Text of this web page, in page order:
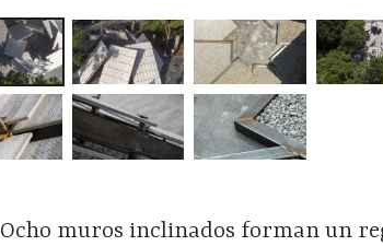
Ocho muros inclinados forman un